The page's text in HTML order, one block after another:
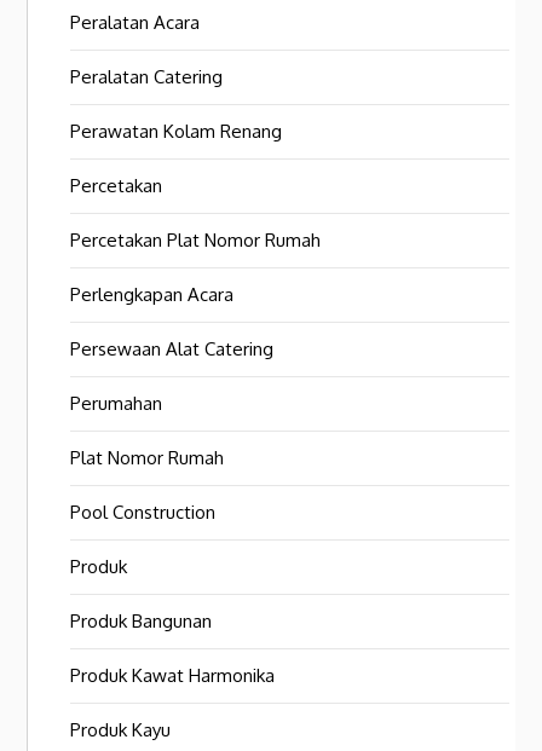
Peralatan Acara
Peralatan Catering
Perawatan Kolam Renang
Percetakan
Percetakan Plat Nomor Rumah
Perlengkapan Acara
Persewaan Alat Catering
Perumahan
Plat Nomor Rumah
Pool Construction
Produk
Produk Bangunan
Produk Kawat Harmonika
Produk Kayu